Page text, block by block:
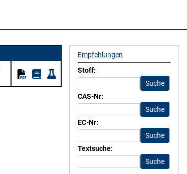
Empfehlungen
Stoff:
CAS-Nr:
EC-Nr:
Textsuche: